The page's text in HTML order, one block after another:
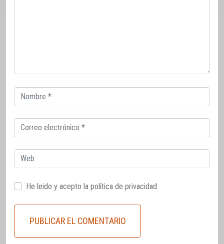
Correo
electrónico
Correo
electrónico
Web
He leido y acepto la política de privacidad